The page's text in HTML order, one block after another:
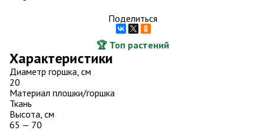
Поделиться
🏆 Топ растений
Характеристики
Диаметр горшка, см
20
Материал плошки/горшка
Ткань
Высота, см
65 — 70